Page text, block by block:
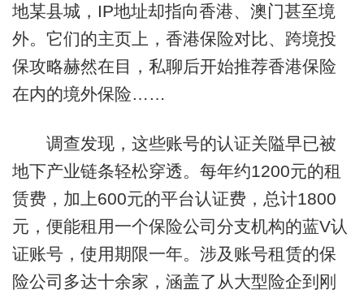
地某县城，IP地址却指向香港、澳门甚至境
外。它们的主页上，香港保险对比、跨境投
保攻略赫然在目，私聊后开始推荐香港保险
在内的境外保险……
调查发现，这些账号的认证关隘早已被
地下产业链条轻松穿透。每年约1200元的租
赁费，加上600元的平台认证费，总计1800
元，便能租用一个保险公司分支机构的蓝V认
证账号，使用期限一年。涉及账号租赁的保
险公司多达十余家，涵盖了从大型险企到刚